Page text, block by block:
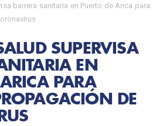
barrera sanitaria en Puerto de Arica para
SUPERVISA
EN
PARA
DE